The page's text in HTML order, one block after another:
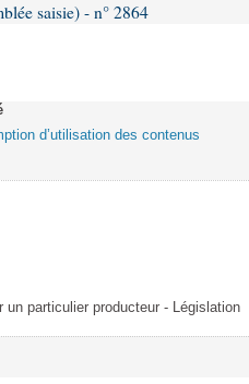
saisie) - n° 2864
d’utilisation des contenus
particulier producteur - Législation